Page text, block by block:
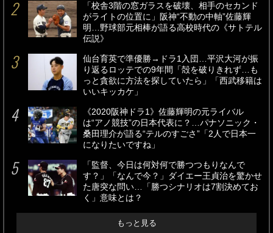
「校舎3階の窓ガラスを破壊、相手のセカンド
がライトの位置に」阪神“不動の中軸”佐藤輝
明…野球部元相棒が語る高校時代の《サトテル
伝説》
仙台育英で準優勝→ドラ1入団…平沢大河が振
り返るロッテでの9年間「殻を破りきれず…も
っと貪欲に方法を探していたら」「西武移籍は
いいキッカケ」
《2020阪神ドラ1》佐藤輝明の元ライバル
は“アノ競技”の日本代表に？…パナソニック・
桑田理介が語る“テルのすごさ”「2人で日本一
になりたいですね」
「監督、今日は何対何で勝つつもりなんで
す？」「なんで今？」ダイエー王貞治を驚かせ
た唐突な問い…「勝つシナリオは7割決めてお
く」意味とは？
もっと見る